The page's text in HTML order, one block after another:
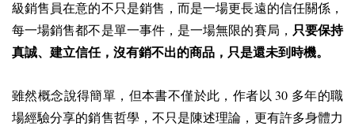
級銷售員在意的不只是銷售，而是一場更長遠的信任關係，
每一場銷售都不是單一事件，是一場無限的賽局， 只要保持
真誠、建立信任，沒有銷不出的商品，只是還未到時機。
雖然概念說得簡單，但本書不僅於此，作者以 30 多年的職
場經驗分享的銷售哲學，不只是陳述理論，更有許多身體力